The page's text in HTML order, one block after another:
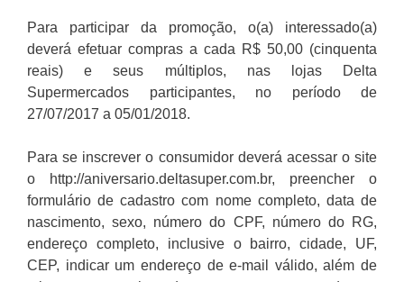
Para participar da promoção, o(a) interessado(a)
deverá efetuar compras a cada R$ 50,00 (cinquenta
reais) e seus múltiplos, nas lojas Delta
Supermercados participantes, no período de
27/07/2017 a 05/01/2018.
Para se inscrever o consumidor deverá acessar o site
o http://aniversario.deltasuper.com.br, preencher o
formulário de cadastro com nome completo, data de
nascimento, sexo, número do CPF, número do RG,
endereço completo, inclusive o bairro, cidade, UF,
CEP, indicar um endereço de e-mail válido, além de